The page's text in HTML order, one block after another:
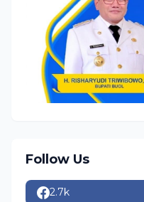
Follow Us
2.7k